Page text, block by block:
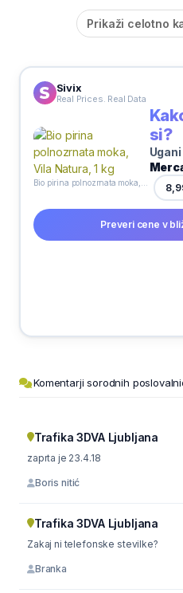
Prikaži celotno
Sivix
Real Prices. Real Data
si?
Preveri cene v
Komentarji sorodnih
Trafika 3DVA Ljubljana
zaprta je 23.4.18
Boris nitić
Trafika 3DVA Ljubljana
Zakaj ni telefonske stevilke?
Branka